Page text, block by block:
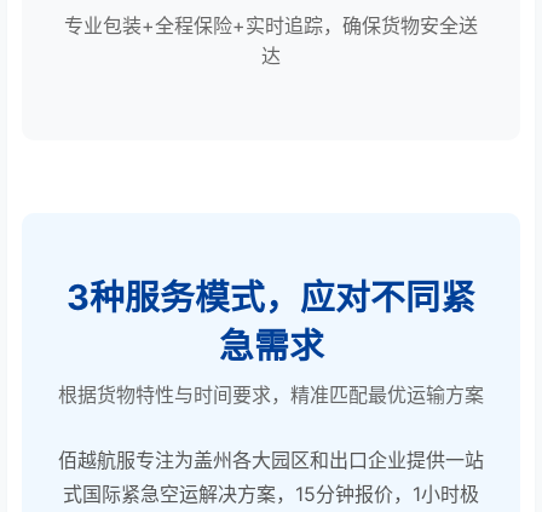
专业包装+全程保险+实时追踪，确保货物安全送
达
3种服务模式，应对不同紧
急需求
根据货物特性与时间要求，精准匹配最优运输方案
佰越航服专注为盖州各大园区和出口企业提供一站
式国际紧急空运解决方案，15分钟报价，1小时极